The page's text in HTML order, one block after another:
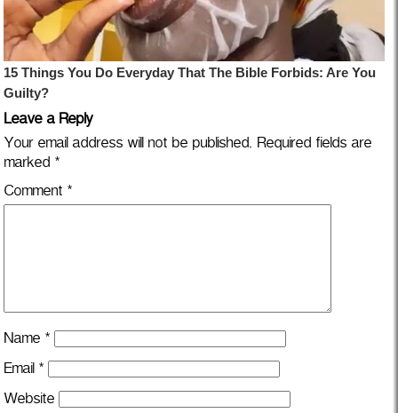
Leave a Reply
Your email address will not be published. Required fields are
marked *
Comment *
Name *
Email *
Website